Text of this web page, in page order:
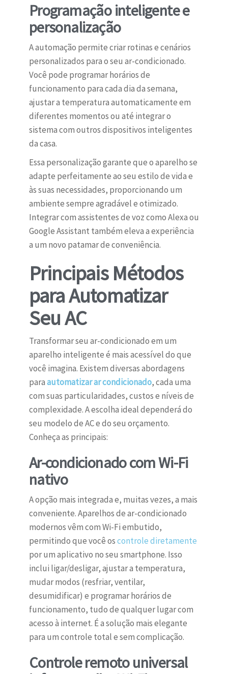
Programação inteligente e
personalização
A automação permite criar rotinas e cenários
personalizados para o seu ar-condicionado.
Você pode programar horários de
funcionamento para cada dia da semana,
ajustar a temperatura automaticamente em
diferentes momentos ou até integrar o
sistema com outros dispositivos inteligentes
da casa.
Essa personalização garante que o aparelho se
adapte perfeitamente ao seu estilo de vida e
às suas necessidades, proporcionando um
ambiente sempre agradável e otimizado.
Integrar com assistentes de voz como Alexa ou
Google Assistant também eleva a experiência
a um novo patamar de conveniência.
Principais Métodos
para Automatizar
Seu AC
Transformar seu ar-condicionado em um
aparelho inteligente é mais acessível do que
você imagina. Existem diversas abordagens
paraautomatizar ar condicionado, cada uma
com suas particularidades, custos e níveis de
complexidade. A escolha ideal dependerá do
seu modelo de AC e do seu orçamento.
Conheça as principais:
Ar-condicionado com Wi-Fi
nativo
A opção mais integrada e, muitas vezes, a mais
conveniente. Aparelhos de ar-condicionado
modernos vêm com Wi-Fi embutido,
permitindo que você oscontrole diretamente
por um aplicativo no seu smartphone. Isso
inclui ligar/desligar, ajustar a temperatura,
mudar modos (resfriar, ventilar,
desumidificar) e programar horários de
funcionamento, tudo de qualquer lugar com
acesso à internet. É a solução mais elegante
para um controle total e sem complicação.
Controle remoto universal